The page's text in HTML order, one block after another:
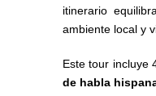
itinerario
ambiente local y
Este tour incluye
de habla